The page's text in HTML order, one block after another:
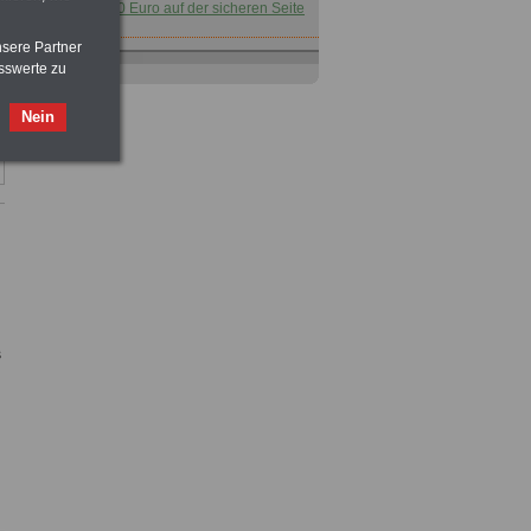
für nur 7,50 Euro auf der sicheren Seite
Partner
zu
Nein